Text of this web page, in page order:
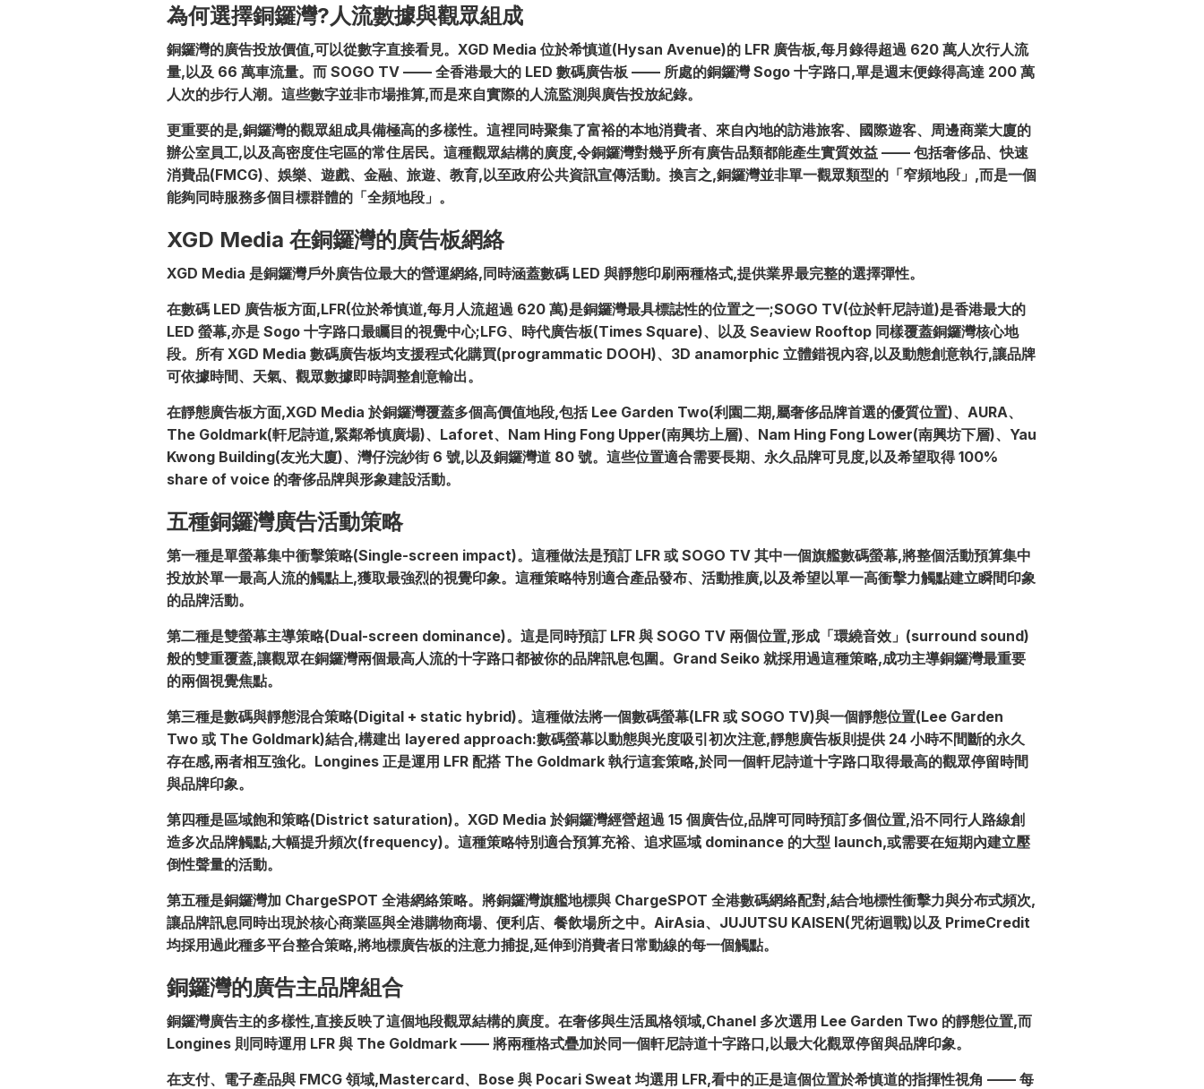
為何選擇銅鑼灣?人流數據與觀眾組成
銅鑼灣的廣告投放價值,可以從數字直接看見。XGD Media 位於希慎道(Hysan Avenue)的 LFR 廣告板,每月錄得超過 620 萬人次行人流
量,以及 66 萬車流量。而 SOGO TV —— 全香港最大的 LED 數碼廣告板 —— 所處的銅鑼灣 Sogo 十字路口,單是週末便錄得高達 200 萬
人次的步行人潮。這些數字並非市場推算,而是來自實際的人流監測與廣告投放紀錄。
更重要的是,銅鑼灣的觀眾組成具備極高的多樣性。這裡同時聚集了富裕的本地消費者、來自內地的訪港旅客、國際遊客、周邊商業大廈的
辦公室員工,以及高密度住宅區的常住居民。這種觀眾結構的廣度,令銅鑼灣對幾乎所有廣告品類都能產生實質效益 —— 包括奢侈品、快速
消費品(FMCG)、娛樂、遊戲、金融、旅遊、教育,以至政府公共資訊宣傳活動。換言之,銅鑼灣並非單一觀眾類型的「窄頻地段」,而是一個
能夠同時服務多個目標群體的「全頻地段」。
XGD Media 在銅鑼灣的廣告板網絡
XGD Media 是銅鑼灣戶外廣告位最大的營運網絡,同時涵蓋數碼 LED 與靜態印刷兩種格式,提供業界最完整的選擇彈性。
在數碼 LED 廣告板方面,LFR(位於希慎道,每月人流超過 620 萬)是銅鑼灣最具標誌性的位置之一;SOGO TV(位於軒尼詩道)是香港最大的
LED 螢幕,亦是 Sogo 十字路口最矚目的視覺中心;LFG、時代廣告板(Times Square)、以及 Seaview Rooftop 同樣覆蓋銅鑼灣核心地
段。所有 XGD Media 數碼廣告板均支援程式化購買(programmatic DOOH)、3D anamorphic 立體錯視內容,以及動態創意執行,讓品牌
可依據時間、天氣、觀眾數據即時調整創意輸出。
在靜態廣告板方面,XGD Media 於銅鑼灣覆蓋多個高價值地段,包括 Lee Garden Two(利園二期,屬奢侈品牌首選的優質位置)、AURA、
The Goldmark(軒尼詩道,緊鄰希慎廣場)、Laforet、Nam Hing Fong Upper(南興坊上層)、Nam Hing Fong Lower(南興坊下層)、Yau
Kwong Building(友光大廈)、灣仔浣紗街 6 號,以及銅鑼灣道 80 號。這些位置適合需要長期、永久品牌可見度,以及希望取得 100%
share of voice 的奢侈品牌與形象建設活動。
五種銅鑼灣廣告活動策略
第一種是單螢幕集中衝擊策略(Single-screen impact)。這種做法是預訂 LFR 或 SOGO TV 其中一個旗艦數碼螢幕,將整個活動預算集中
投放於單一最高人流的觸點上,獲取最強烈的視覺印象。這種策略特別適合產品發布、活動推廣,以及希望以單一高衝擊力觸點建立瞬間印象
的品牌活動。
第二種是雙螢幕主導策略(Dual-screen dominance)。這是同時預訂 LFR 與 SOGO TV 兩個位置,形成「環繞音效」(surround sound)
般的雙重覆蓋,讓觀眾在銅鑼灣兩個最高人流的十字路口都被你的品牌訊息包圍。Grand Seiko 就採用過這種策略,成功主導銅鑼灣最重要
的兩個視覺焦點。
第三種是數碼與靜態混合策略(Digital + static hybrid)。這種做法將一個數碼螢幕(LFR 或 SOGO TV)與一個靜態位置(Lee Garden
Two 或 The Goldmark)結合,構建出 layered approach:數碼螢幕以動態與光度吸引初次注意,靜態廣告板則提供 24 小時不間斷的永久
存在感,兩者相互強化。Longines 正是運用 LFR 配搭 The Goldmark 執行這套策略,於同一個軒尼詩道十字路口取得最高的觀眾停留時間
與品牌印象。
第四種是區域飽和策略(District saturation)。XGD Media 於銅鑼灣經營超過 15 個廣告位,品牌可同時預訂多個位置,沿不同行人路線創
造多次品牌觸點,大幅提升頻次(frequency)。這種策略特別適合預算充裕、追求區域 dominance 的大型 launch,或需要在短期內建立壓
倒性聲量的活動。
第五種是銅鑼灣加 ChargeSPOT 全港網絡策略。將銅鑼灣旗艦地標與 ChargeSPOT 全港數碼網絡配對,結合地標性衝擊力與分布式頻次,
讓品牌訊息同時出現於核心商業區與全港購物商場、便利店、餐飲場所之中。AirAsia、JUJUTSU KAISEN(咒術迴戰)以及 PrimeCredit
均採用過此種多平台整合策略,將地標廣告板的注意力捕捉,延伸到消費者日常動線的每一個觸點。
銅鑼灣的廣告主品牌組合
銅鑼灣廣告主的多樣性,直接反映了這個地段觀眾結構的廣度。在奢侈與生活風格領域,Chanel 多次選用 Lee Garden Two 的靜態位置,而
Longines 則同時運用 LFR 與 The Goldmark —— 將兩種格式疊加於同一個軒尼詩道十字路口,以最大化觀眾停留與品牌印象。
在支付、電子產品與 FMCG 領域,Mastercard、Bose 與 Pocari Sweat 均選用 LFR,看中的正是這個位置於希慎道的指揮性視角 —— 每